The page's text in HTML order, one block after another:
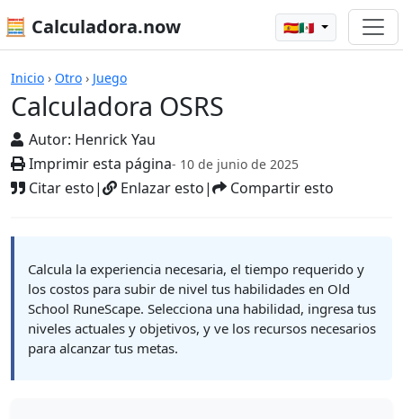
🧮 Calculadora.now 🇪🇸🇲🇽
Inicio › Otro › Juego
Calculadora OSRS
Autor: Henrick Yau
Imprimir esta página- 10 de junio de 2025
Citar esto| Enlazar esto| Compartir esto
Calculadoras
Calcula la experiencia necesaria, el tiempo requerido y
los costos para subir de nivel tus habilidades en Old
School RuneScape. Selecciona una habilidad, ingresa tus
niveles actuales y objetivos, y ve los recursos necesarios
para alcanzar tus metas.